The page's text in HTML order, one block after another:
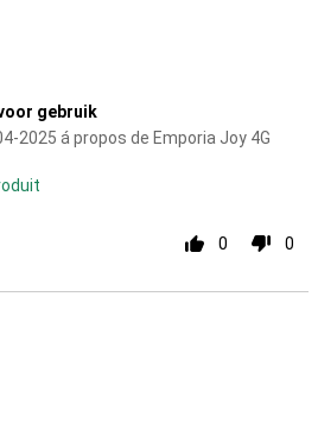
gebruik
2025 á propos de Emporia Joy 4G
0 0